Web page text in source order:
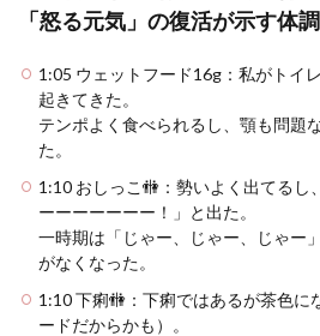
「怒る元気」の復活が示す体
1:05 ウェットフード16g：私がトイ
起きてきた。
テンポよく食べられるし、顎も問題
た。
1:10 おしっこ🚻：勢いよく出てるし
ーーーーーーー！」と出た。
一時期は「じゃー、じゃー、じゃー
がなくなった。
1:10 下痢🚻：下痢ではあるが茶色に
ードだからかも）。